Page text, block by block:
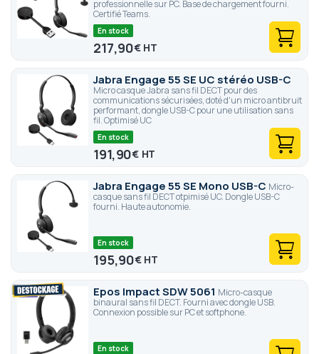
professionnelle sur PC. Base de chargement fourni.
Certifié Teams.
En stock
217,90€
Jabra Engage 55 SE UC stéréo USB-C
Micro casque Jabra sans fil DECT pour des
communications sécurisées, doté d'un micro antibruit
performant, dongle USB-C pour une utilisation sans
fil. Optimisé UC
En stock
191,90€
Jabra Engage 55 SE Mono USB-C Micro-
casque sans fil DECT otpimisé UC. Dongle USB-C
fourni. Haute autonomie.
En stock
195,90€
Epos Impact SDW 5061 Micro-casque
binaural sans fil DECT. Fourni avec dongle USB.
Connexion possible sur PC et softphone.
En stock